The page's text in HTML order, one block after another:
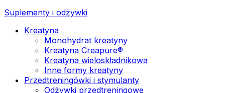
Suplementy i odżywki
Kreatyna
Monohydrat kreatyny
Kreatyna Creapure®
Kreatyna wieloskładnikowa
Inne formy kreatyny
Przedtreningówki i stymulanty
Odżywki przedtreningowe